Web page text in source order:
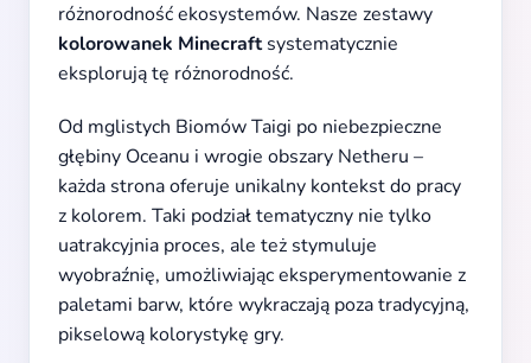
różnorodność ekosystemów. Nasze zestawy
kolorowanek Minecraftsystematycznie
eksplorują tę różnorodność.
Od mglistych Biomów Taigi po niebezpieczne
głębiny Oceanu i wrogie obszary Netheru –
każda strona oferuje unikalny kontekst do pracy
z kolorem. Taki podział tematyczny nie tylko
uatrakcyjnia proces, ale też stymuluje
wyobraźnię, umożliwiając eksperymentowanie z
paletami barw, które wykraczają poza tradycyjną,
pikselową kolorystykę gry.